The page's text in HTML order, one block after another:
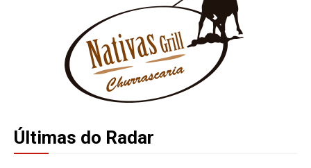
Últimas do Radar